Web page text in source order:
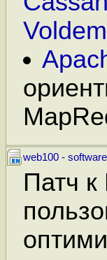
web100 -
Патч